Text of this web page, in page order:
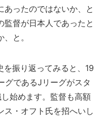
ったのではないか、と
督が日本人であったと
と。
振り返ってみると、19
グであるJリーグがスタ
始めます。監督も高額
ス・オフト氏を招へいし